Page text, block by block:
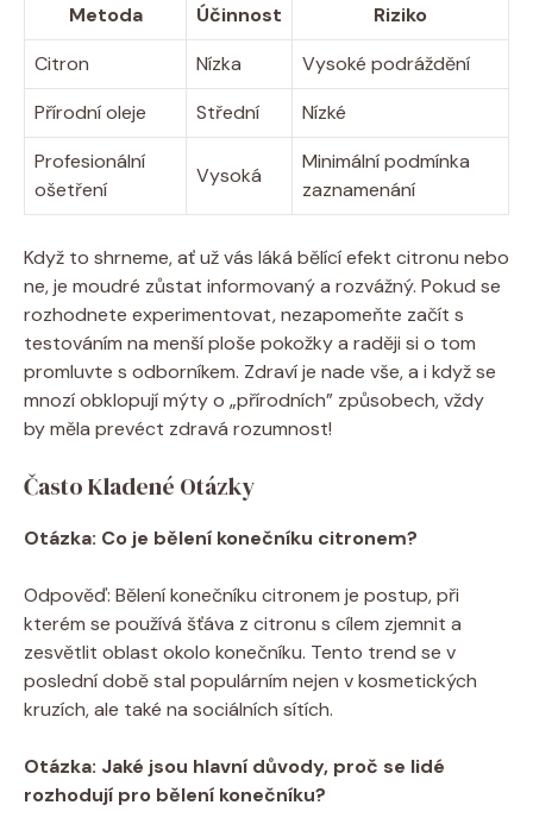
Metoda Účinnost
Riziko
Citron
Nízka
Vysoké podráždění
Přírodní oleje
Střední
Nízké
Profesionální
ošetření
Vysoká
Minimální podmínka
zaznamenání
Když to shrneme, ať už vás láká bělící efekt citronu nebo
ne, je moudré zůstat informovaný a rozvážný. Pokud se
rozhodnete experimentovat, nezapomeňte začít s
testováním na menší ploše pokožky a raději si o tom
promluvte s odborníkem. Zdraví je nade vše, a i když se
mnozí obklopují mýty o „přírodních” způsobech, vždy
by měla prevéct zdravá rozumnost!
Často Kladené Otázky
Otázka: Co je bělení konečníku citronem?
Odpověď: Bělení konečníku citronem je postup, při
kterém se používá šťáva z citronu s cílem zjemnit a
zesvětlit oblast okolo konečníku. Tento trend se v
poslední době stal populárním nejen v kosmetických
kruzích, ale také na sociálních sítích.
Otázka: Jaké jsou hlavní důvody, proč se lidé
rozhodují pro bělení konečníku?